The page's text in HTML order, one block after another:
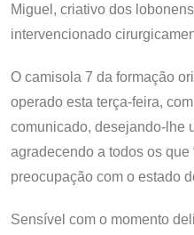
Miguel, criativo dos
intervencionado
O camisola 7 da formação
operado esta terça-feira,
comunicado, desejando-lhe
agradecendo a todos os que
preocupação com o estado
Sensível com o momento